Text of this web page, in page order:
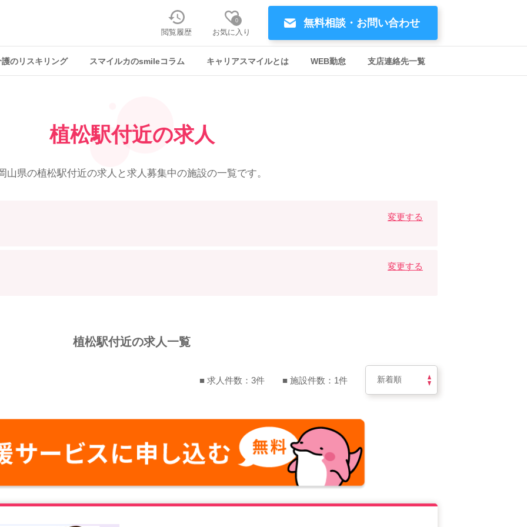
無料相談・お問い合わせ
閲覧履歴
0
お気に入り
護のリスキリング スマイルカのsmileコラム キャリアスマイルとは WEB勤怠 支店連絡先一覧
植松駅付近の求人
山県の植松駅付近の求人と 求人募集中の施設の一覧です。
変更する
変更する
植松駅付近の求人一覧
■ 求人件数：3件 ■ 施設件数：1件